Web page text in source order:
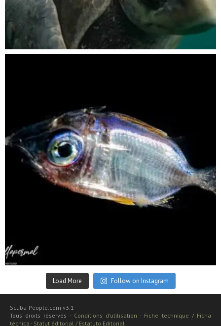
Sep 24
Load More Follow on Instagram
Scuba-People.com v3.1
Tous droits réservés - Conditions d'utilisation - Fiche technique / Ficha
técnica - Statut éditorial / Estatuto Editorial